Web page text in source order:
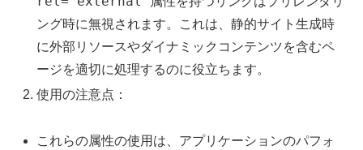
ング時に無視されます。これは、静的サイト生成時
に外部リソースやダイナミックコンテンツを含むペ
ージを適切に処理するのに役立ちます。
使用の注意点：
これらの属性の使用は、アプリケーションのパフォ